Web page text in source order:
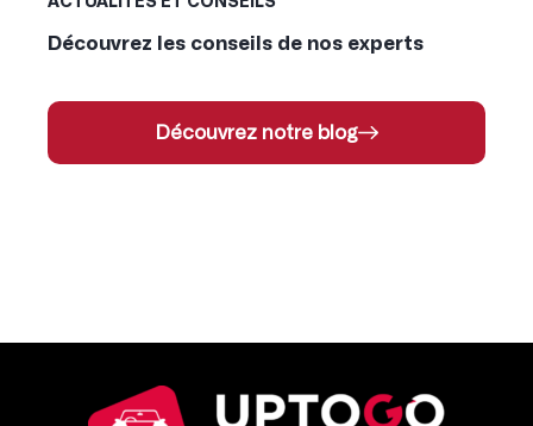
Découvrez les conseils de nos experts
Découvrez notre blog